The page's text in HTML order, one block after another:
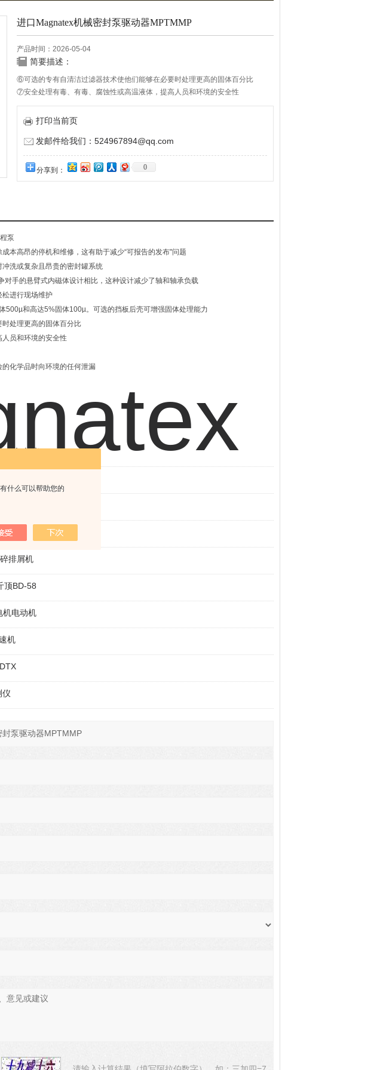
什么可以帮助您的
进口Magnatex机械密封泵驱动器‌MPTMMP
产品时间：2026-05-04
简要描述：
⑥可选的专有自清洁过滤器技术使他们能够在必要时处理更高的固体百分比
⑦安全处理有毒、有毒、腐蚀性或高温液体，提高人员和环境的安全性
打印当前页
发邮件给我们：524967894@qq.com
分享到： 0
泵
本高昂的停机和维修，这有助于减少“可报告的发布"问题
洗或复杂且昂贵的密封罐系统
手的悬臂式内磁体设计相比，这种设计减少了轴和轴承负载
进行现场维护
和高达5%固体100µ。可选的挡板后壳可增强固体处理能力
处理更高的固体百分比
员和环境的安全性
化学品时向环境的任何泄漏
气象仪
马达
编码器
阀定位器
排屑机
顶BD-58
机电动机
机
仪